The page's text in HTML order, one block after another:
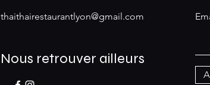
thaithairestaurantlyon@gmail.com
Nous retrouver ailleurs